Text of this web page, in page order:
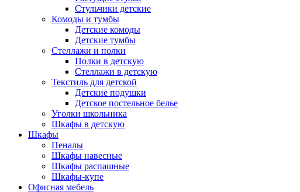
Стульчики детские
Комоды и тумбы
Детские комоды
Детские тумбы
Стеллажи и полки
Полки в детскую
Стеллажи в детскую
Текстиль для детской
Детские подушки
Детское постельное белье
Уголки школьника
Шкафы в детскую
Шкафы
Пеналы
Шкафы навесные
Шкафы распашные
Шкафы-купе
Офисная мебель